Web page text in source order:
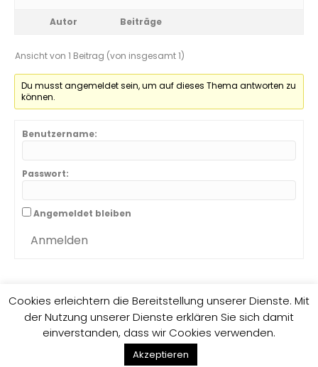
Autor Beiträge
Ansicht von 1 Beitrag (von insgesamt 1)
Du musst angemeldet sein, um auf dieses Thema antworten zu
können.
Benutzername:
Passwort:
Angemeldet bleiben
Anmelden
Impressum Datenschutzrichtlinie
Cookies erleichtern die Bereitstellung unserer Dienste. Mit
der Nutzung unserer Dienste erklären Sie sich damit
einverstanden, dass wir Cookies verwenden.
Akzeptieren